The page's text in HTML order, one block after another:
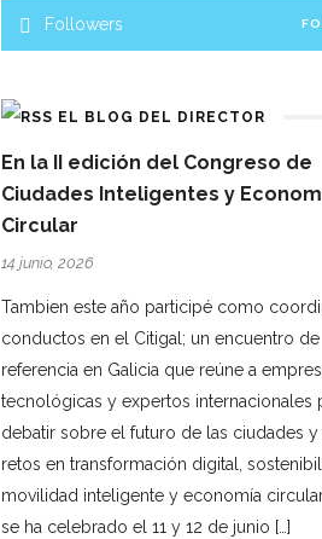
Followers
EL BLOG DEL DIRECTOR
En la II edición del Congreso de
Ciudades Inteligentes y
Circular
14 junio, 2026
Tambien este año participé como
conductos en el Citigal; un encuentro de
referencia en Galicia que reúne a
tecnológicas y expertos internacionales
debatir sobre el futuro de las ciudades y
retos en transformación digital,
movilidad inteligente y economía
se ha celebrado el 11 y 12 de junio […]